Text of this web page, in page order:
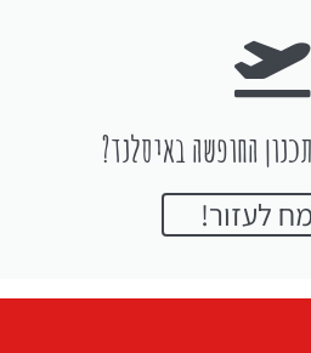
החופשה באיסלנד?
לעזור!